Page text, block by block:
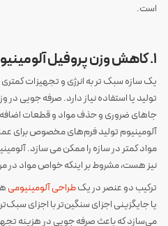
است.
1. کاهش وزن پروفیل‌ آلومینیوم
یک سازه سبک تر به انرژی و تجهیزات
تولید یا استفاده نیاز دارد. صرفه جویی در
جاهای ضروری و حذف مواد و قطعات
آلومینیوم تولید فرم‌های مخصوص برای
مواد کمتر در سازه را ممکن می سازد.
نیز هست، مشروط بر اینکه خواص مواد در
ترکیب دو عنصر در یکطراحی آلومینیومی
یا جایگزینی اجزای سنگین‌تر با اجزای
می‌سازد که باعث صرفه جویی در هزینه